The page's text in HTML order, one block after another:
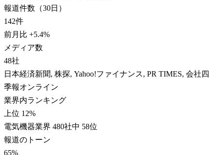
報道件数（30日）
142件
前月比 +5.4%
メディア数
48社
日本経済新聞, 株探, Yahoo!ファイナンス, PR TIMES, 会社四
季報オンライン
業界内ランキング
上位 12%
電気機器業界 480社中 58位
報道のトーン
65%